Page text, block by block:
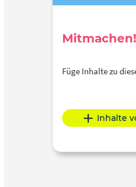
Mitmachen!
Füge Inhalte zu
Inhalte